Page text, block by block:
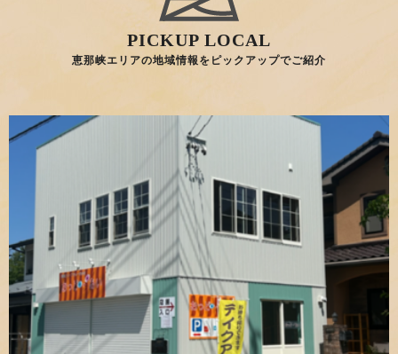
PICKUP LOCAL
恵那峡エリアの地域情報をピックアップでご紹介